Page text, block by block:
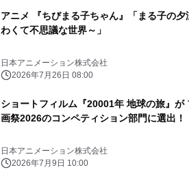
アニメ 『ちびまる子ちゃん』「まる子の夕
わくて不思議な世界～」
日本アニメーション株式会社
2026年7月26日 08:00
ショートフィルム『20001年 地球の旅』が
画祭2026のコンペティション部門に選出！
日本アニメーション株式会社
2026年7月9日 10:00